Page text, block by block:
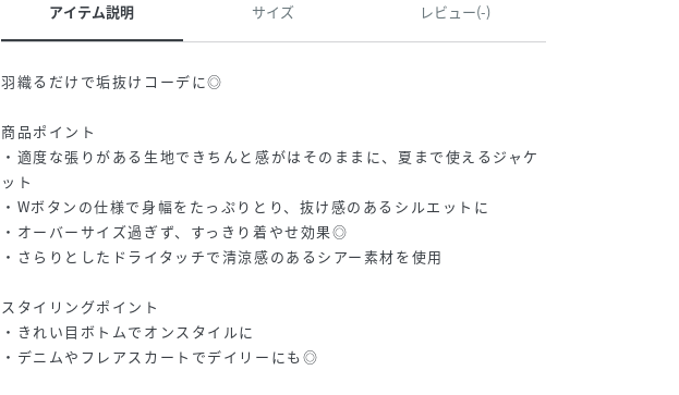
アイテム説明 サイズ レビュー(-)
羽織るだけで垢抜けコーデに◎
商品ポイント
・適度な張りがある生地できちんと感がはそのままに、夏まで使えるジャケ
ット
・Wボタンの仕様で身幅をたっぷりとり、抜け感のあるシルエットに
・オーバーサイズ過ぎず、すっきり着やせ効果◎
・さらりとしたドライタッチで清涼感のあるシアー素材を使用
スタイリングポイント
・きれい目ボトムでオンスタイルに
・デニムやフレアスカートでデイリーにも◎